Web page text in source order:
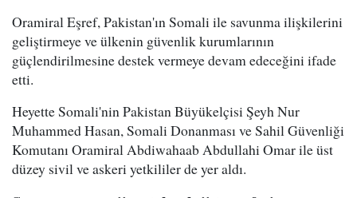
Oramiral Eşref, Pakistan'ın Somali ile savunma ilişkilerini
geliştirmeye ve ülkenin güvenlik kurumlarının
güçlendirilmesine destek vermeye devam edeceğini ifade
etti.
Heyette Somali'nin Pakistan Büyükelçisi Şeyh Nur
Muhammed Hasan, Somali Donanması ve Sahil Güvenliği
Komutanı Oramiral Abdiwahaab Abdullahi Omar ile üst
düzey sivil ve askeri yetkililer de yer aldı.